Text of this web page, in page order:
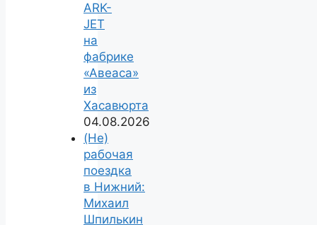
ARK-
JET
на
фабрике
«Авеаса»
из
Хасавюрта
04.08.2026
(Не)
рабочая
поездка
в Нижний:
Михаил
Шпилькин